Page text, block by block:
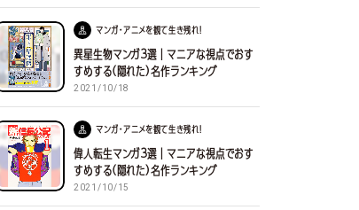
マンガ・アニメを観て生き残れ！
異星生物マンガ３選｜マニアな視点でおす
すめする(隠れた)名作ランキング
2021/10/18
マンガ・アニメを観て生き残れ！
偉人転生マンガ３選｜マニアな視点でおす
すめする(隠れた)名作ランキング
2021/10/15